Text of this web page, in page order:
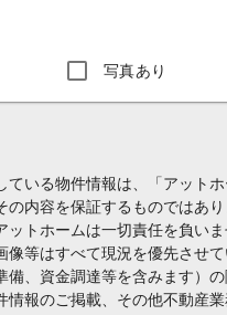
写真あり
ている物件情報は、「アット
の内容を保証するものではあ
ットホームは一切責任を負いま
等はすべて現況を優先させて
備、資金調達等を含みます）
情報のご掲載、その他不動産